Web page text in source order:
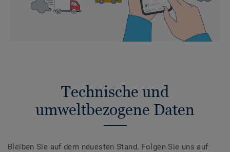
Technische und
umweltbezogene Daten
Bleiben Sie auf dem neuesten Stand. Folgen Sie uns auf